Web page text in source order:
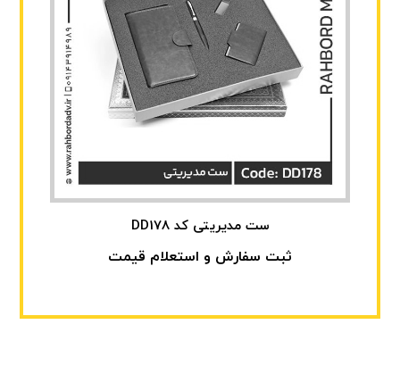
ست مدیریتی کد DD178
ثبت سفارش و استعلام قیمت